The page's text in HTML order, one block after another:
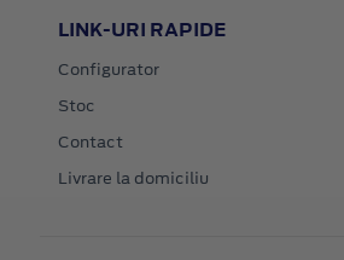
LINK-URI RAPIDE
Configurator
Stoc
Contact
Livrare la domiciliu